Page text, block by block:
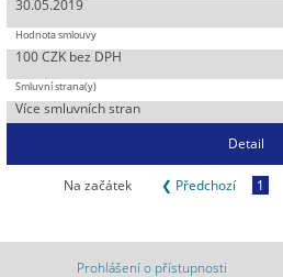
30.05.2019
100 CZK bez DPH
Více smluvních stran
Detail
Na začátek ❮ Předchozí 1
Prohlášení o přístupnosti